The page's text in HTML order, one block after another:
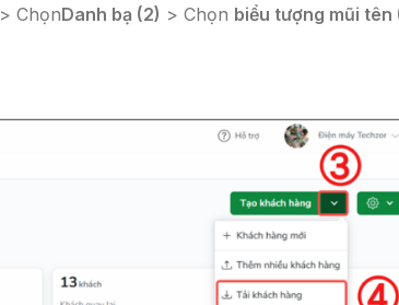
> ChọnDanh bạ (2) > Chọn biểu tượng mũi tên